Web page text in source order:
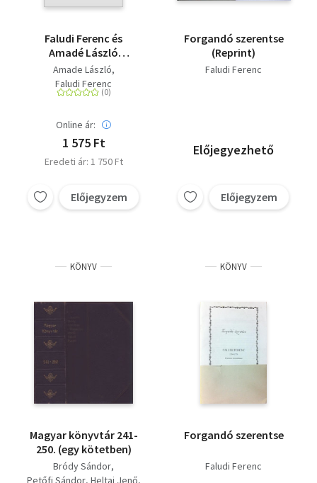
Faludi Ferenc és
Amadé László
válogatott művei - A
Magyar Költészet
Kincsestára 42.
Amade László
Faludi Ferenc
Online ár:
1 575 Ft
Eredeti ár: 1 750 Ft
Előjegyzem
Forgandó szerentse
(Reprint)
Faludi Ferenc
Előjegyezhető
Előjegyzem
KÖNYV
Magyar könyvtár 241-
250. (egy kötetben)
Bródy Sándor
Petőfi Sándor Heltai Jenő
KÖNYV
Forgandó szerentse
Faludi Ferenc